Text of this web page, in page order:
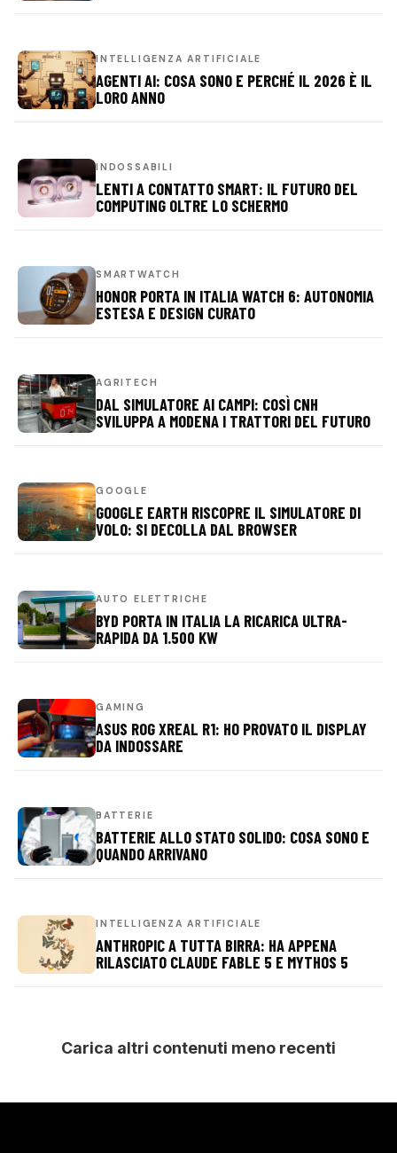
INTELLIGENZA ARTIFICIALE
AGENTI AI: COSA SONO E PERCHÉ IL 2026 È IL
LORO ANNO
INDOSSABILI
LENTI A CONTATTO SMART: IL FUTURO DEL
COMPUTING OLTRE LO SCHERMO
SMARTWATCH
HONOR PORTA IN ITALIA WATCH 6: AUTONOMIA
ESTESA E DESIGN CURATO
AGRITECH
DAL SIMULATORE AI CAMPI: COSÌ CNH
SVILUPPA A MODENA I TRATTORI DEL FUTURO
GOOGLE
GOOGLE EARTH RISCOPRE IL SIMULATORE DI
VOLO: SI DECOLLA DAL BROWSER
AUTO ELETTRICHE
BYD PORTA IN ITALIA LA RICARICA ULTRA-
RAPIDA DA 1.500 KW
GAMING
ASUS ROG XREAL R1: HO PROVATO IL DISPLAY
DA INDOSSARE
BATTERIE
BATTERIE ALLO STATO SOLIDO: COSA SONO E
QUANDO ARRIVANO
INTELLIGENZA ARTIFICIALE
ANTHROPIC A TUTTA BIRRA: HA APPENA
RILASCIATO CLAUDE FABLE 5 E MYTHOS 5
Carica altri contenuti meno recenti